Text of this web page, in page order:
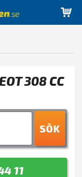
308 CC
SÖK
11